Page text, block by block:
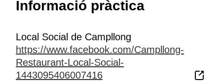
Informació pràctica
Local Social de Campllong
https://www.facebook.com/Campllong-
Restaurant-Local-Social-
1443095406007416